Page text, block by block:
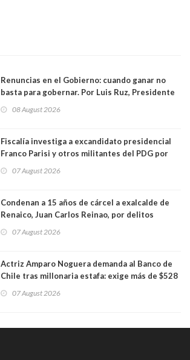
Renuncias en el Gobierno: cuando ganar no
basta para gobernar. Por Luis Ruz, Presidente
08 August 2026
Fiscalía investiga a excandidato presidencial
Franco Parisi y otros militantes del PDG por
07 August 2026
Condenan a 15 años de cárcel a exalcalde de
Renaico, Juan Carlos Reinao, por delitos
07 August 2026
Actriz Amparo Noguera demanda al Banco de
Chile tras millonaria estafa: exige más de $528
07 August 2026